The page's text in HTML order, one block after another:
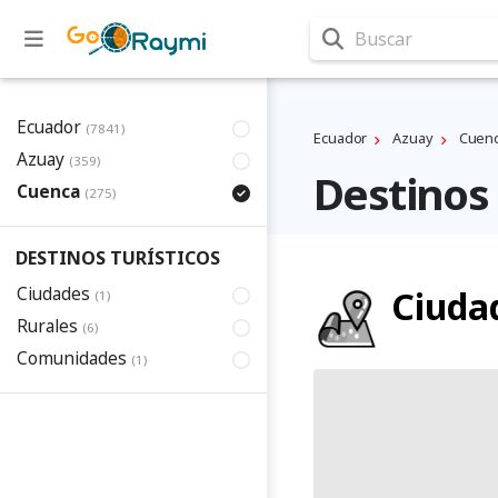
Buscar
Ecuador (7841)
Azuay (359)
Cuenca (275)
DESTINOS TURÍSTICOS
Ciudades (1)
Rurales (6)
Comunidades (1)
Ecuador Azuay